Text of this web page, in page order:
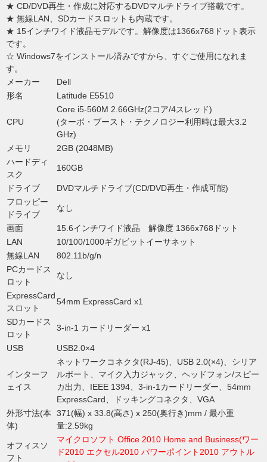
★ CD/DVD再生・作成に対応するDVDマルチドライブ搭載です。
★ 無線LAN、SDカードスロットも内蔵です。
★ 15インチワイド液晶モデルです。解像度は1366x768ドット表示
です。
☆ Windows7をインストール済みですから、すぐご使用になれま
す。
メーカー
Dell
形名
Latitude E5510
CPU
Core i5-560M 2.66GHz(2コア/4スレッド)
(ターボ・ブースト・テクノロジー利用時は最大3.2
GHz)
メモリ
2GB (2048MB)
ハードディ
スク
160GB
ドライブ
DVDマルチドライブ(CD/DVD再生・作成可能)
フロッピー
ドライブ
なし
画面
15.6インチワイド液晶 解像度 1366x768ドット
LAN
10/100/1000ギガビットイーサネット
無線LAN
802.11b/g/n
PCカードス
ロット
なし
ExpressCard
スロット
54mm ExpressCard x1
SDカードス
ロット
3-in-1 カードリーダー x1
USB USB2.0×4
インターフ
ェイス
ネットワークコネクタ(RJ-45)、USB 2.0(×4)、シリア
ルポート、マイク入力ジャック、ヘッドフォン/スピー
カ出力、IEEE 1394、3-in-1カードリーダー、54mm
ExpressCard、ドッキングコネクタ、VGA
外形寸法(本
体)
371(幅) x 33.8(高さ) x 250(奥行き)mm / 最小重
量:2.59kg
オフィスソ
フト
マイクロソフト Office 2010 Home and Business(ワー
ド2010 エクセル2010 パワーポイント2010 アウトル